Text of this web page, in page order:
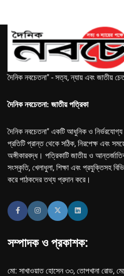
দৈনিক নবচেতনা" - সত্য, ন্যায় এবং জাতীয়
দৈনিক নবচেতনা: জাতীয় পত্রিকা
দৈনিক নবচেতনা" একটি আধুনিক ও নির্ভরযোগ্য
প্রতিটি প্রান্ত থেকে সঠিক, নিরপেক্ষ এবং
অঙ্গীকারবদ্ধ। পত্রিকাটি জাতীয় ও
সংস্কৃতি, খেলাধুলা, শিক্ষা এবং প্রযুক্তিসহ
করে পাঠকদের তথ্য প্রদান করে।
সম্পাদক ও প্রকাশক:
মো: সাখাওয়াত হোসেন ৩৩, তোপখানা রোড,